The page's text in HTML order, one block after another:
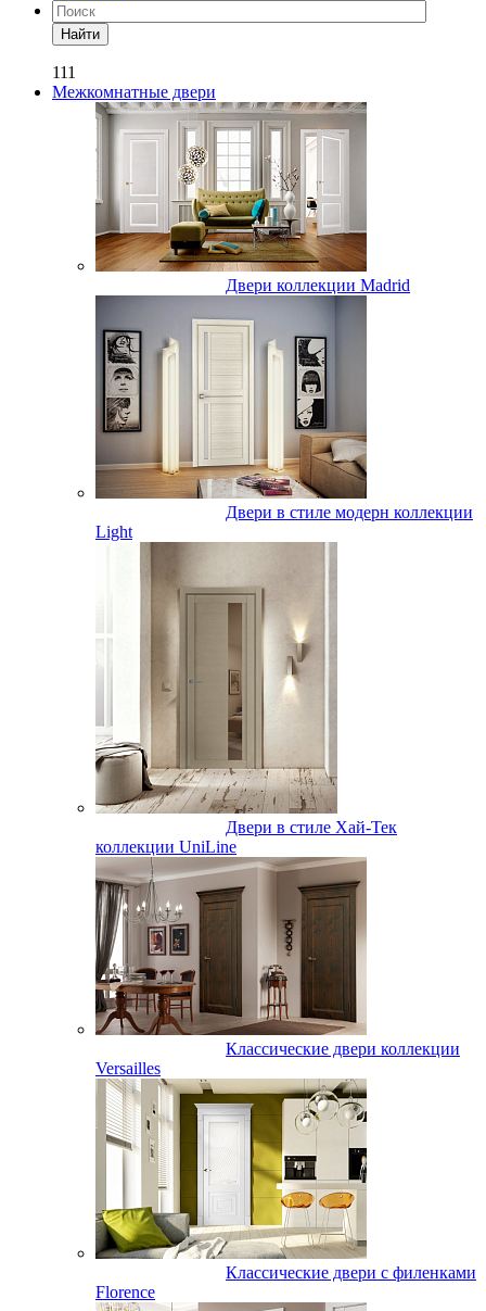
Найти
111
Межкомнатные двери
Двери коллекции Madrid
Двери в стиле модерн коллекции
Light
Двери в стиле Хай-Тек
коллекции UniLine
Классические двери коллекции
Versailles
Классические двери с филенками
Florence